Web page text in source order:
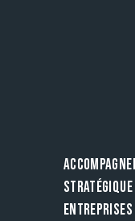
ENTREPRISES